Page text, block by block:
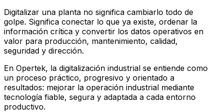
Digitalizar una planta no significa cambiarlo todo de
golpe. Significa conectar lo que ya existe, ordenar la
información crítica y convertir los datos operativos en
valor para producción, mantenimiento, calidad,
seguridad y dirección.
En Opertek, la digitalización industrial se entiende como
un proceso práctico, progresivo y orientado a
resultados: mejorar la operación industrial mediante
tecnología fiable, segura y adaptada a cada entorno
productivo.